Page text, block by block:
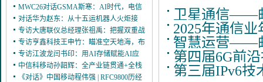
牢AI时代互联底座 3/5
MWC26对话GSMA斯寒：AI时代，电信
运营商的价值不可替代 3/4
对话华为赵东：从十五运机器人火炬接
力，看5G-A如何点亮智能社会 11/6
专访大唐联仪总经理张祖禹：把握双重战
略机遇，实现跨越式增长 9/30
专访亨鑫科技王申竹：瞄准空天地海，布
局卫星互联网赛道
9/27
专访江波龙闫书印：用AI存储赋能AI应
用 9/26
中信科移动孙韶辉：全产业链贯通+全栈
自主可控 构建空天地一体化能力底座 9/2
《对话》中国移动程伟强 | RFC9800历经
卫星通信——
2025年通信
智慧运营——
第四届6G前
第三届IPv6技